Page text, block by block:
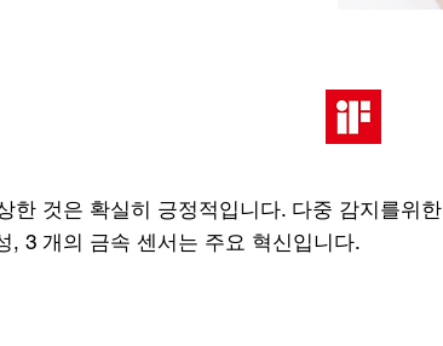
한 것은 확실히 긍정적입니다. 다중 감지를위한
, 3 개의 금속 센서는 주요 혁신입니다.